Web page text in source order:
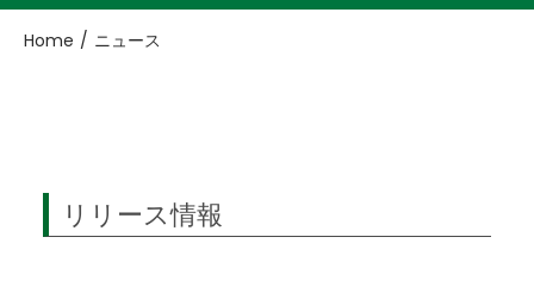
ン
移
Home / ニュース
リリース情報